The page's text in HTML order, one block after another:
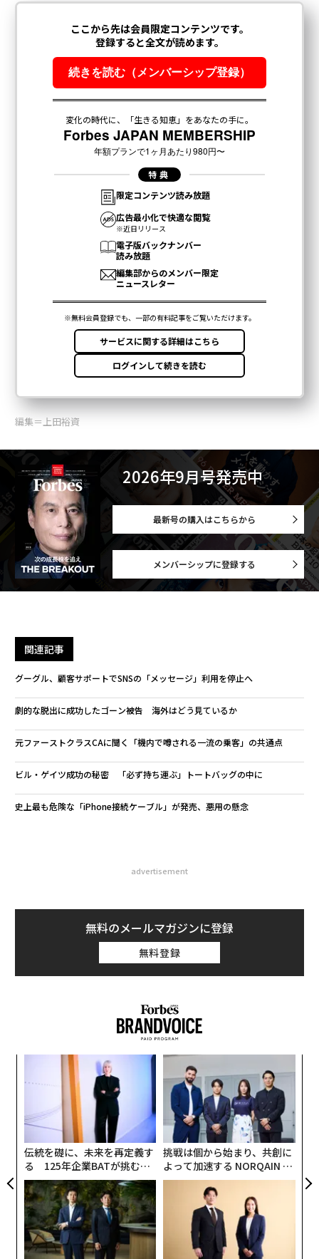
編集＝上田裕資
2026年9月号発売中
最新号の購入はこちらから
メンバーシップに登録する
関連記事
グーグル、顧客サポートでSNSの「メッセージ」利用を停止へ
劇的な脱出に成功したゴーン被告 海外はどう見ているか
元ファーストクラスCAに聞く「機内で噂される一流の乗客」の共通点
ビル・ゲイツ成功の秘密 「必ず持ち運ぶ」トートバッグの中に
史上最も危険な「iPhone接続ケーブル」が発売、悪用の懸念
advertisement
無料のメールマガジンに登録
無料登録
伝統を礎に、未来を再定義す
る 125年企業BATが挑むス
モークレスな未来
挑戦は個から始まり、共創に
よって加速する NORQAIN JA
PAN 特別座談会